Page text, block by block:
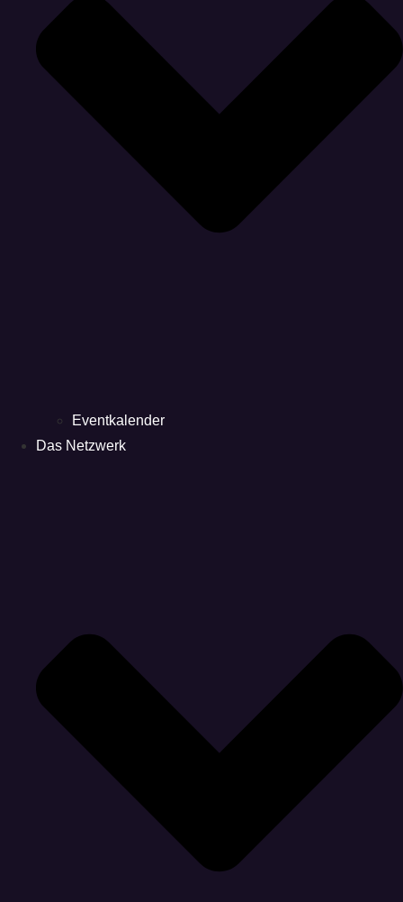
Eventkalender
Das Netzwerk